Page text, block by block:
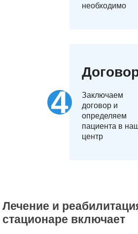
необходимо
Заключаем
договор и
определяем
пациента в
центр
Лечение и
стационаре включает